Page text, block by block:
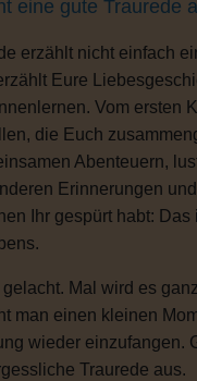
eine gute Traurede
erzählt nicht einfach
Eure
Vom ersten
die Euch
Abenteuern,
Erinnerungen
Ihr gespürt habt: Das
Mal wird es
man einen kleinen
wieder einzufangen.
Traurede aus.